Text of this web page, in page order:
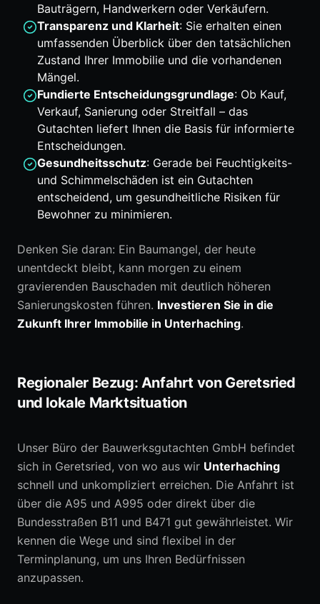
Bauträgern, Handwerkern oder Verkäufern.
Transparenz und Klarheit: Sie erhalten einen
umfassenden Überblick über den tatsächlichen
Zustand Ihrer Immobilie und die vorhandenen
Mängel.
Fundierte Entscheidungsgrundlage: Ob Kauf,
Verkauf, Sanierung oder Streitfall – das
Gutachten liefert Ihnen die Basis für informierte
Entscheidungen.
Gesundheitsschutz: Gerade bei Feuchtigkeits-
und Schimmelschäden ist ein Gutachten
entscheidend, um gesundheitliche Risiken für
Bewohner zu minimieren.
Denken Sie daran: Ein Baumangel, der heute
unentdeckt bleibt, kann morgen zu einem
gravierenden Bauschaden mit deutlich höheren
Sanierungskosten führen. Investieren Sie in die
Zukunft Ihrer Immobilie in Unterhaching.
Regionaler Bezug: Anfahrt von Geretsried
und lokale Marktsituation
Unser Büro der Bauwerksgutachten GmbH befindet
sich in Geretsried, von wo aus wir Unterhaching
schnell und unkompliziert erreichen. Die Anfahrt ist
über die A95 und A995 oder direkt über die
Bundesstraßen B11 und B471 gut gewährleistet. Wir
kennen die Wege und sind flexibel in der
Terminplanung, um uns Ihren Bedürfnissen
anzupassen.